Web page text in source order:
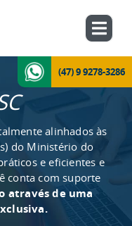
(47) 9 9278-3286
alinhados às
do Ministério do
e eficientes e
conta com suporte
através de uma